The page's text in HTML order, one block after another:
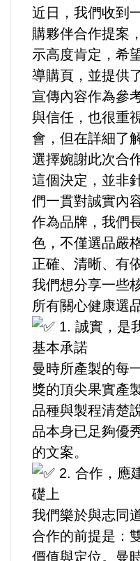
運動/體育/休閒/育樂
兩岸/大陸
寵物/動保
婦女/孩童
健康/養生
命理/信仰/宗教/宮廟/教會
演講/發表會/論壇/研討會
內政/社會/福利/弱勢/慈善
國際/全球
環境/資源/能源
交通運輸
中美台
正能量
近日，我們收到
購夥伴合作提案
示高度肯定，希
導購頁，並提供
宣傳內容作為參
與信任，也很重
會，但在詳細了
選擇婉謝此次合
這個決定，並非
們一貫對誠實內
作為品牌，我們
色，不僅選品嚴
正確、清晰、有
我們想分享一些
所有關心健康選
1. 誠實，是
基本承諾
曼時所產製的每
獎的頂尖果實產
品種與製程清楚
品本身已足夠優
的文案。
2. 合作，應
礎上
我們樂於與志同
合作的前提是：
價值與定位。曼